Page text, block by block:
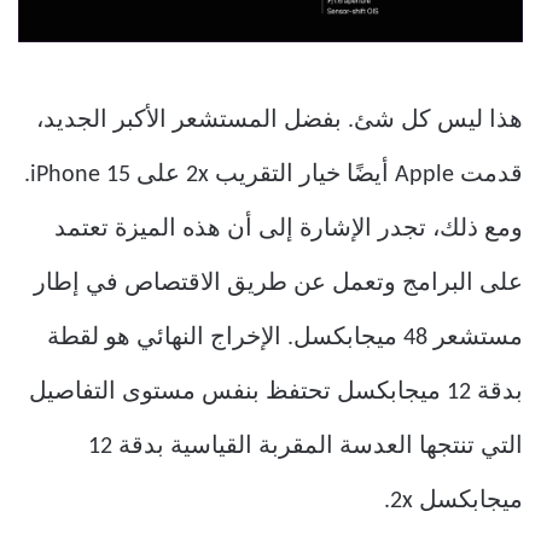
هذا ليس كل شئ. بفضل المستشعر الأكبر الجديد،
قدمت Apple أيضًا خيار التقريب 2x على iPhone 15.
ومع ذلك، تجدر الإشارة إلى أن هذه الميزة تعتمد
على البرامج وتعمل عن طريق الاقتصاص في إطار
مستشعر 48 ميجابكسل. الإخراج النهائي هو لقطة
بدقة 12 ميجابكسل تحتفظ بنفس مستوى التفاصيل
التي تنتجها العدسة المقربة القياسية بدقة 12
ميجابكسل 2x.